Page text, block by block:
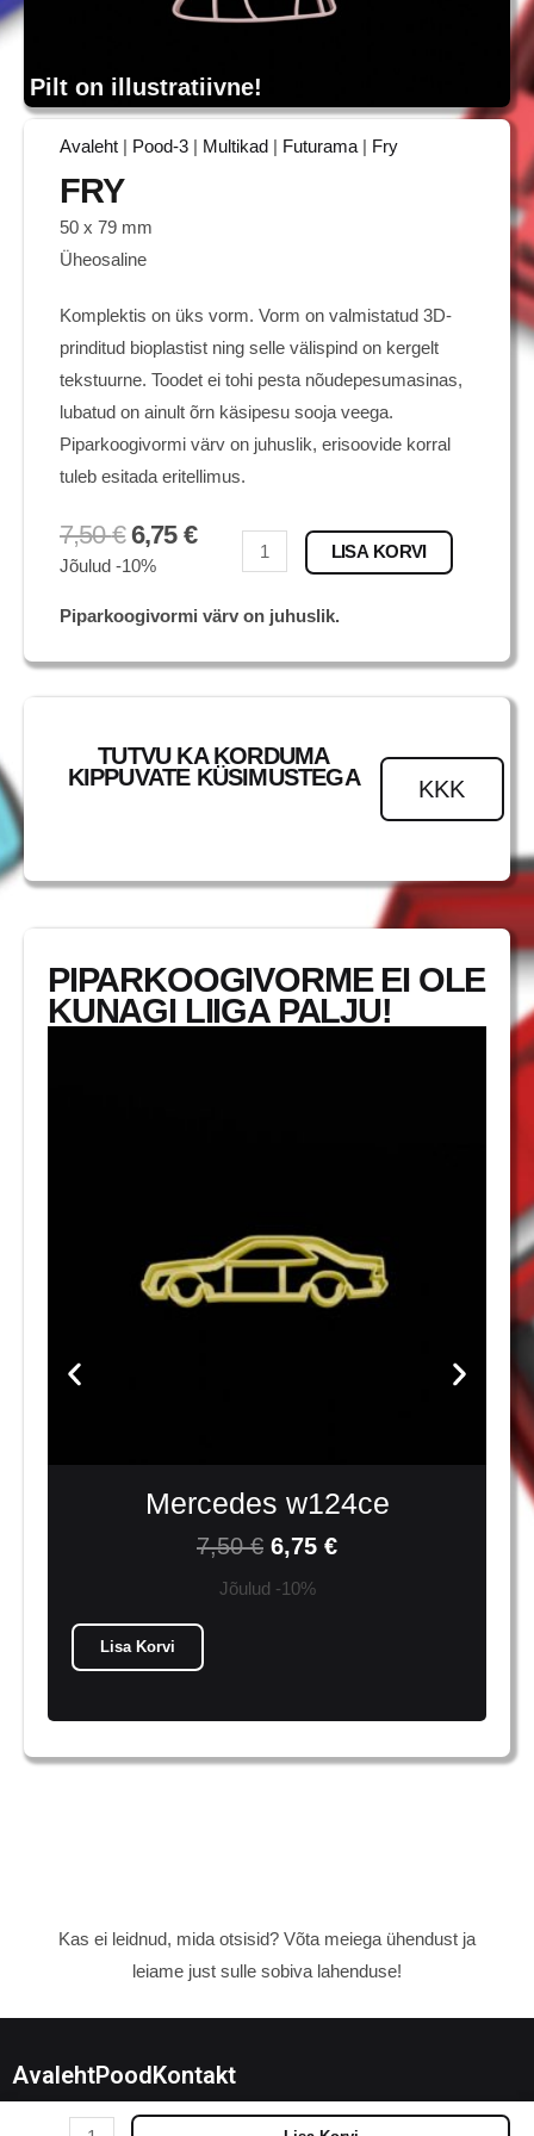
Pilt on illustratiivne!
Avaleht Pood-3 Multikad Futurama Fry
FRY
50 x 79 mm
Üheosaline
Komplektis on üks vorm. Vorm on valmistatud 3D-
prinditud bioplastist ning selle välispind on kergelt
tekstuurne. Toodet ei tohi pesta nõudepesumasinas,
lubatud on ainult õrn käsipesu sooja veega.
Piparkoogivormi värv on juhuslik, erisoovide korral
tuleb esitada eritellimus.
7,50€ 6,75 €
Jõulud -10%
Fry
kogus
LISA KORVI
Piparkoogivormi värv on juhuslik.
TUTVU KA KORDUMA
KIPPUVATE KÜSIMUSTEGA
KKK
PIPARKOOGIVORME EI OLE
KUNAGI LIIGA PALJU!
Mercedes w124ce
7,50€ 6,75 €
Jõulud -10%
Lisa Korvi
Kas ei leidnud, mida otsisid? Võta meiega ühendust ja
leiame just sulle sobiva lahenduse!
AvalehtPoodKontakt